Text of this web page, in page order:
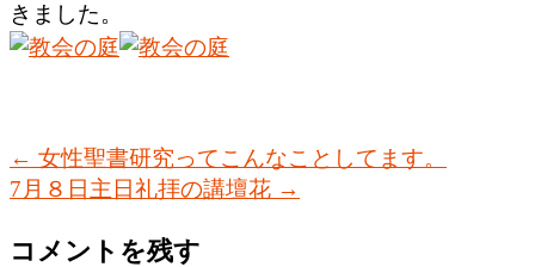
きました。
← 女性聖書研究ってこんなことしてます。
7月８日主日礼拝の講壇花 →
コメントを残す